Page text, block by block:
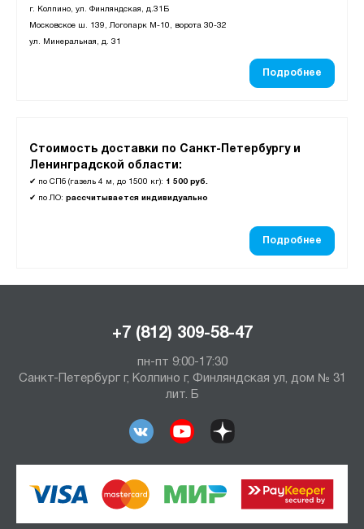
г. Колпино, ул. Финляндская, д.31Б
Московское ш. 139, Логопарк М-10, ворота 30-32
ул. Минеральная, д. 31
Подробнее
Стоимость доставки по Санкт-Петербургу и
Ленинградской области:
✔ по СПб (газель 4 м, до 1500 кг): 1 500 руб.
✔ по ЛО: рассчитывается индивидуально
Подробнее
+7 (812) 309-58-47
пн-пт 9:00-17:30
Санкт-Петербург г, Колпино г, Финляндская ул, дом № 31
лит. Б